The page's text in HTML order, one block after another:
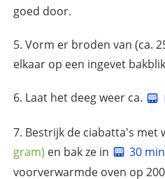
goed door.
Vorm er broden van (ca.
elkaar op een ingevet
Laat het deeg weer ca.
Bestrijk de ciabatta's met
gram) en bak ze in 30
voorverwarmde oven op